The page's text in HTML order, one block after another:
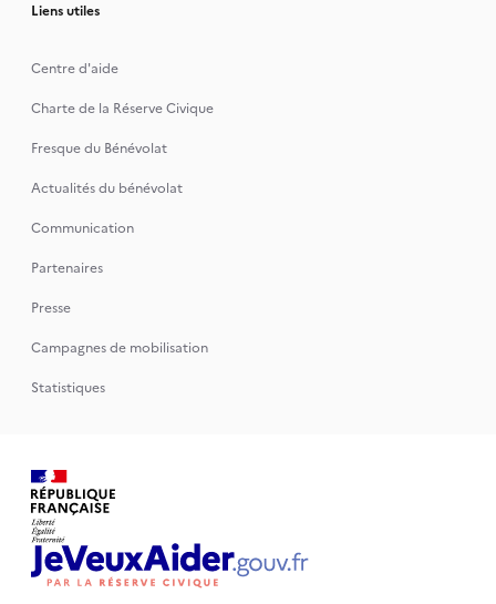
Liens utiles
Centre d'aide
Charte de la Réserve Civique
Fresque du Bénévolat
Actualités du bénévolat
Communication
Partenaires
Presse
Campagnes de mobilisation
Statistiques